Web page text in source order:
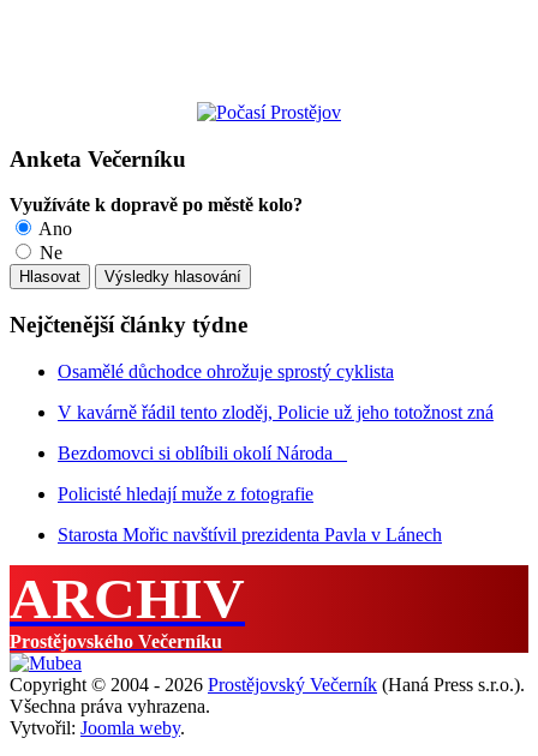
Anketa Večerníku
Využíváte k dopravě po městě kolo?
Ano
Ne
Nejčtenější články týdne
Osamělé důchodce ohrožuje sprostý cyklista
V kavárně řádil tento zloděj, Policie už jeho totožnost zná
Bezdomovci si oblíbili okolí Národa
Policisté hledají muže z fotografie
Starosta Mořic navštívil prezidenta Pavla v Lánech
ARCHIV
Prostějovského Večerníku
Copyright © 2004 - 2026 Prostějovský Večerník (Haná Press s.r.o.).
Všechna práva vyhrazena.
Vytvořil: Joomla weby.